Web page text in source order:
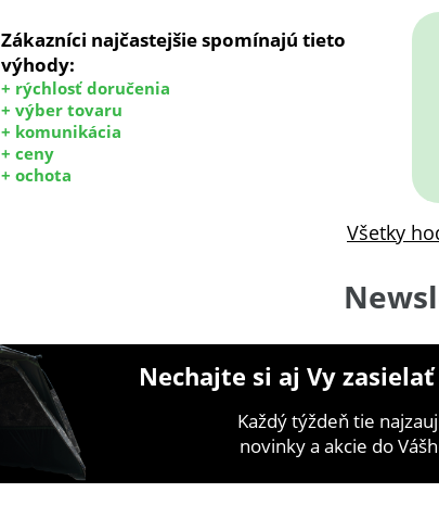
Zákazníci najčastejšie spomínajú tieto
výhody:
+ rýchlosť doručenia
+ výber tovaru
+ komunikácia
+ ceny
+ ochota
Všetky
Nechajte si aj Vy
Každý týždeň tie
novinky a akcie do